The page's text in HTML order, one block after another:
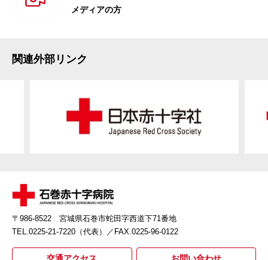
メディアの方
関連外部リンク
〒986-8522 宮城県石巻市蛇田字西道下71番地
TEL.0225-21-7220（代表）
／FAX.0225-96-0122
交通アクセス お問い合わせ